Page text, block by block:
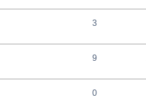
3
9
0